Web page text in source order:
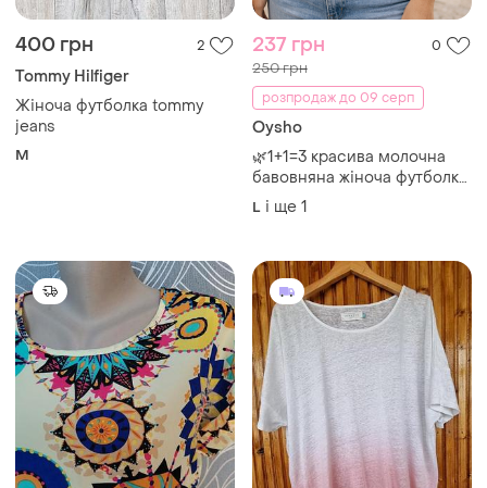
400 грн 2
Tommy Hilfiger
Жіноча футболка tommy
jeans
M
237 грн 0
250 грн
розпродаж до 09 серп
Oysho
🌿1+1=3 красива молочна
бавовняна жіноча футболка
hello kitty oysho, розмір 48
— 50
L і ще 1